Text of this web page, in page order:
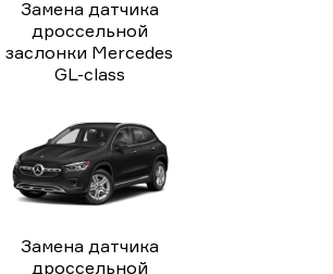
Замена датчика
дроссельной
заслонки Mercedes
GL-class
Замена датчика
дроссельной